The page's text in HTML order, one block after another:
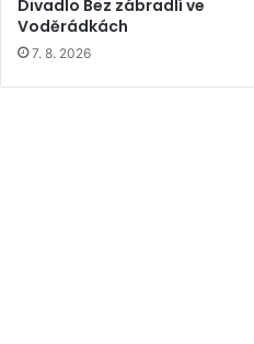
Divadlo Bez zábradlí ve
Voděrádkách
7. 8. 2026